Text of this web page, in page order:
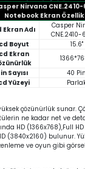
Nirvana CNE.2410-
Notebook Ekran
Ekran Adı
Casper
CNE.2410-
Boyut
15.6"
Ekran
Sayısı
40 Pin
Yüzeyi
çözünürlük sunar.
ne kadar net ve
HD (1366x768),Full
(3840x2160) bulunur.
ve oyun gibi